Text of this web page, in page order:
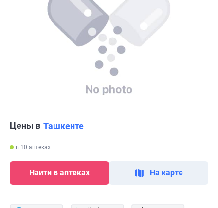
Цены в Ташкенте
в 10 аптеках
Найти в аптеках На карте